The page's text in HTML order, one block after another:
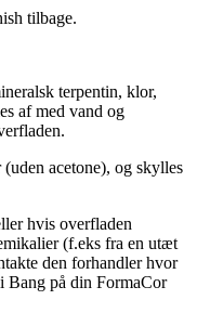
tilbage.
terpentin, klor,
af med vand og
acetone), og skylles
hvis overfladen
(f.eks fra en utæt
den forhandler hvor
Bang på din FormaCor